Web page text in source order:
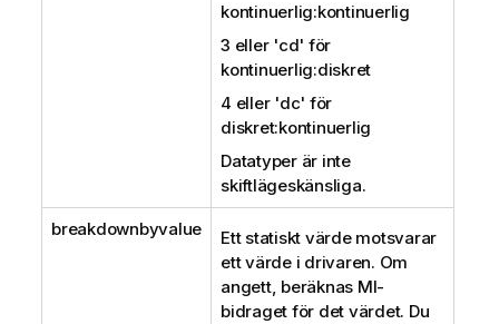
kontinuerlig:kontinuerlig
3 eller 'cd' för
kontinuerlig:diskret
4 eller 'dc' för
diskret:kontinuerlig
Datatyper är inte
skiftlägeskänsliga.
breakdownbyvalue
Ett statiskt värde motsvarar
ett värde i drivaren. Om
angett, beräknas MI-
bidraget för det värdet. Du